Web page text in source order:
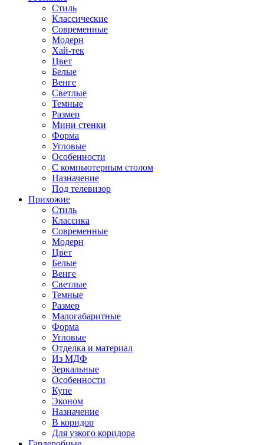
Стиль
Классические
Современные
Модерн
Хай-тек
Цвет
Белые
Венге
Светлые
Темные
Размер
Мини стенки
Форма
Угловые
Особенности
С компьютерным столом
Назначение
Под телевизор
Прихожие
Стиль
Классика
Современные
Модерн
Цвет
Белые
Венге
Светлые
Темные
Размер
Малогабаритные
Форма
Угловые
Отделка и материал
Из МДФ
Зеркальные
Особенности
Купе
Эконом
Назначение
В коридор
Для узкого коридора